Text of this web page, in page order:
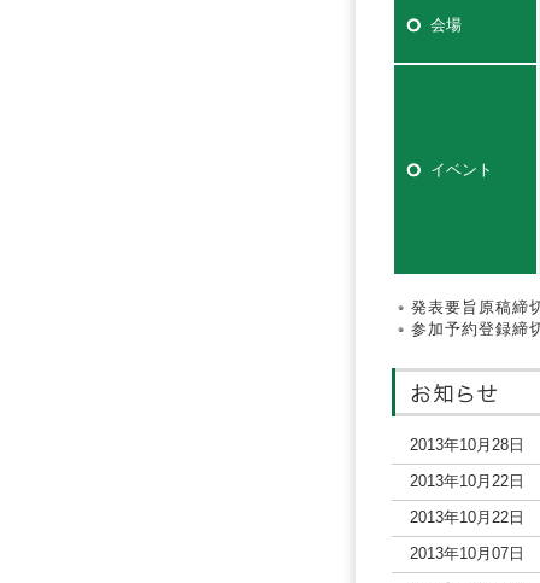
会場
イベント
発表要旨原稿
参加予約登録
2013年10月28日
2013年10月22日
2013年10月22日
2013年10月07日